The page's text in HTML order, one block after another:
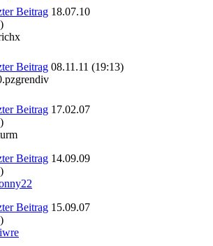
18.07.10
08.11.11 (19:13)
17.02.07
14.09.09
15.09.07